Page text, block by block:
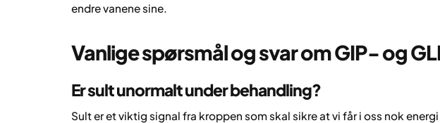
endre vanene sine.
Vanlige spørsmål og svar om GIP- og
Er sult unormalt under behandling?
Sult er et viktig signal fra kroppen som skal sikre at vi får i oss nok